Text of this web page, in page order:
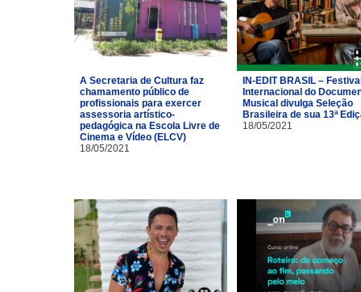
A Secretaria de Cultura faz
chamamento público de
profissionais para exercer
assessoria artístico-
pedagógica na Escola Livre de
Cinema e Vídeo (ELCV)
18/05/2021
IN-EDIT BRASIL –
Internacional do
Musical divulga Seleção
Brasileira de sua 13ª
18/05/2021